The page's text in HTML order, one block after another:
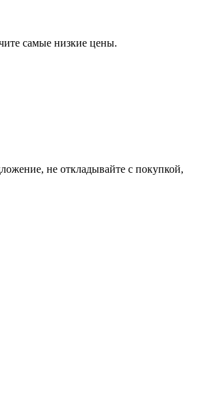
самые низкие цены.
не откладывайте с покупкой,